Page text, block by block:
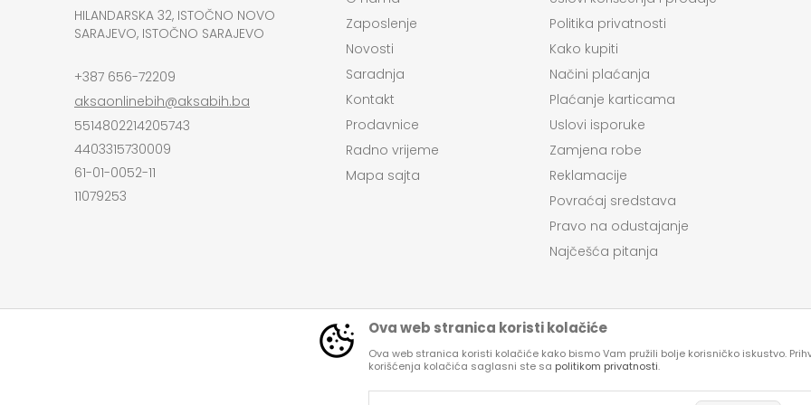
HILANDARSKA 32, ISTOČNO NOVO
SARAJEVO, ISTOČNO SARAJEVO
+387 656-72209
aksaonlinebih@aksabih.ba
5514802214205743
4403315730009
61-01-0052-11
11079253
Zaposlenje
Novosti
Saradnja
Kontakt
Prodavnice
Radno vrijeme
Mapa sajta
Politika privatnosti
Kako kupiti
Načini plaćanja
Plaćanje karticama
Uslovi isporuke
Zamjena robe
Reklamacije
Povraćaj sredstava
Pravo na odustajanje
Najčešća pitanja
Svi artikli prikazani na sajtu su deo naše ponude, ali ne podrazumeva da su dostupni u
Ova web stranica koristi kolačiće
Ova web stranica koristi kolačiće kako bismo Vam pružili bolje korisničko iskustvo.
korišćenja kolačića saglasni ste sa politikom privatnosti.